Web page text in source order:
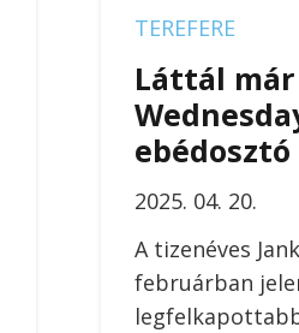
TEREFERE
Láttál már
2025. 04. 20.
A tizenéves
februárban